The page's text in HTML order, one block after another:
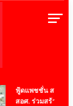
ฟู้ดแพชชั่น สานต่อ
สอศ. ร่วมสร้างกำลั